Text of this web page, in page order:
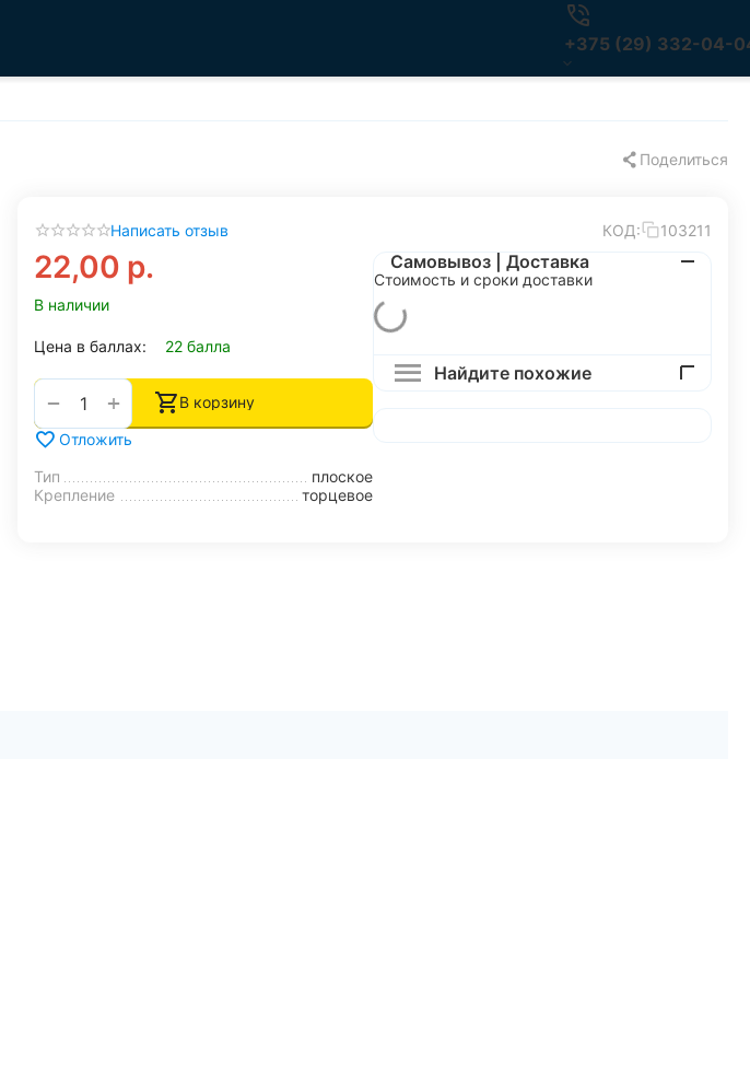
+375 (29) 332-04-
Поделиться
Написать отзыв КОД: 103211
22,00 р.
В наличии
Цена в баллах: 22 балла
+
−
В корзину
Отложить
Тип
плоское
Крепление
торцевое
Самовывоз | Доставка
Стоимость и сроки доставки
Найдите похожие